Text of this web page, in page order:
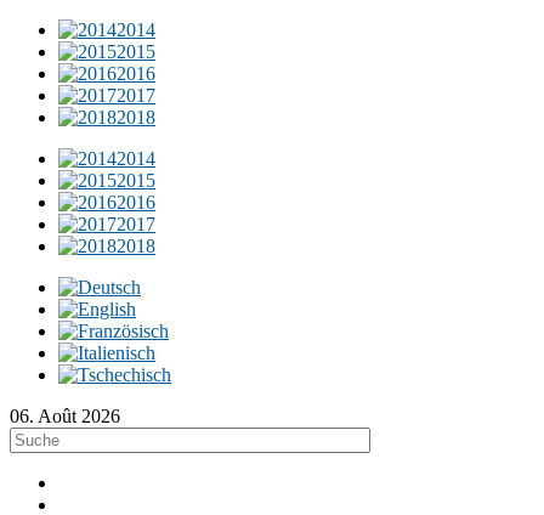
2014
2015
2016
2017
2018
2014
2015
2016
2017
2018
06. Août 2026